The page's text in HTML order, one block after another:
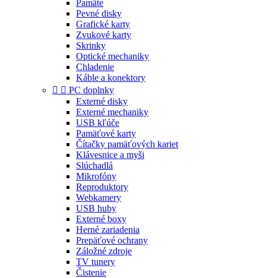
Pamäte
Pevné disky
Grafické karty
Zvukové karty
Skrinky
Optické mechaniky
Chladenie
Káble a konektory
  PC doplnky
Externé disky
Externé mechaniky
USB kľúče
Pamäťové karty
Čítačky pamäťových kariet
Klávesnice a myši
Slúchadlá
Mikrofóny
Reproduktory
Webkamery
USB huby
Externé boxy
Herné zariadenia
Prepäťové ochrany
Záložné zdroje
TV tunery
Čistenie